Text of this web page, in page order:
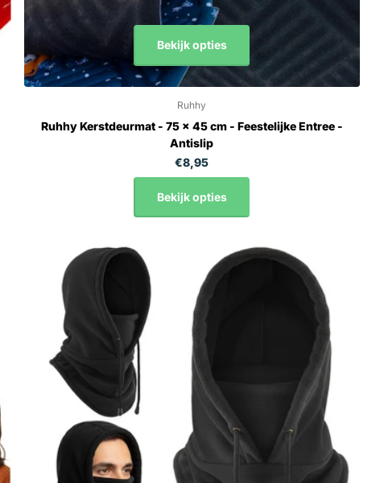
Bekijk opties
Ruhhy
Ruhhy Kerstdeurmat - 75 x 45 cm - Feestelijke Entree -
Antislip
€8,95
Bekijk opties